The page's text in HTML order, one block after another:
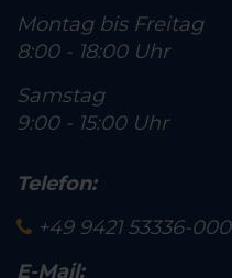
Montag bis Freitag
8:00 - 18:00 Uhr
Samstag
9:00 - 15:00 Uhr
Telefon:
+49 9421 53336-000
E-Mail: